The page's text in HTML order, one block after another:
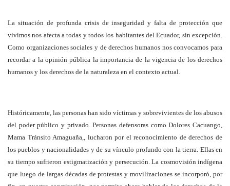
La situación de profunda crisis de inseguridad y falta de protección que
vivimos nos afecta a todas y todos los habitantes del Ecuador, sin excepción.
Como organizaciones sociales y de derechos humanos nos convocamos para
recordar a la opinión pública la importancia de la vigencia de los derechos
humanos y los derechos de la naturaleza en el contexto actual.
Históricamente, las personas han sido víctimas y sobrevivientes de los abusos
del poder público y privado. Personas defensoras como Dolores Cacuango,
Mama Tránsito Amaguaña,, lucharon por el reconocimiento de derechos de
los pueblos y nacionalidades y de su vínculo profundo con la tierra. Ellas en
su tiempo sufrieron estigmatización y persecución. La cosmovisión indígena
que luego de largas décadas de protestas y movilizaciones se incorporó, por